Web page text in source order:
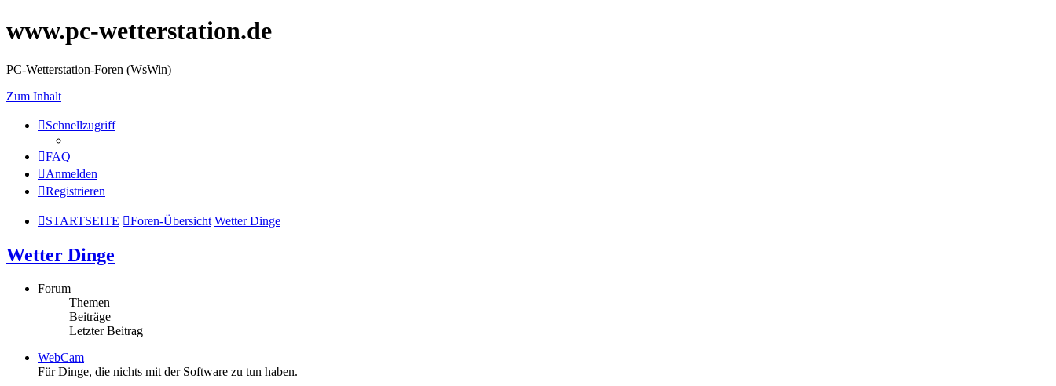
www.pc-wetterstation.de
PC-Wetterstation-Foren (WsWin)
Zum Inhalt
Schnellzugriff
FAQ
Anmelden
Registrieren
STARTSEITE Foren-Übersicht Wetter Dinge
Wetter Dinge
Forum
Themen
Beiträge
Letzter Beitrag
WebCam
Für Dinge, die nichts mit der Software zu tun haben.